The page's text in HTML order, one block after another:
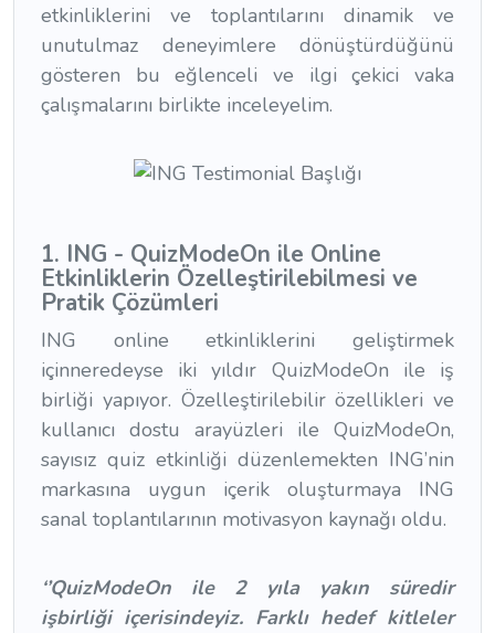
etkinliklerini ve toplantılarını dinamik ve
unutulmaz deneyimlere dönüştürdüğünü
gösteren bu eğlenceli ve ilgi çekici vaka
çalışmalarını birlikte inceleyelim.
1. ING - QuizModeOn ile Online
Etkinliklerin Özelleştirilebilmesi ve
Pratik Çözümleri
ING online etkinliklerini geliştirmek
içinneredeyse iki yıldır QuizModeOn ile iş
birliği yapıyor. Özelleştirilebilir özellikleri ve
kullanıcı dostu arayüzleri ile QuizModeOn,
sayısız quiz etkinliği düzenlemekten ING’nin
markasına uygun içerik oluşturmaya ING
sanal toplantılarının motivasyon kaynağı oldu.
‘’QuizModeOn ile 2 yıla yakın süredir
işbirliği içerisindeyiz. Farklı hedef kitleler